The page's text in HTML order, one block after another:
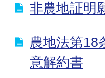
非農地証明
農地法第18
意解約書